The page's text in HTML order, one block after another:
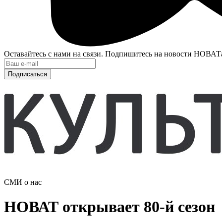
Оставайтесь с нами на связи. Подпишитесь на новости
Подписаться
СМИ о нас
НОВАТ открывает 80-й сезон